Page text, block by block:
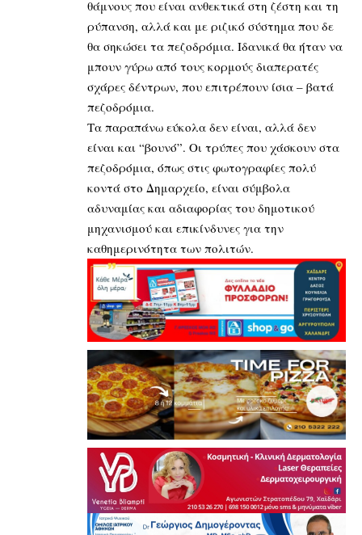
θάμνους που είναι ανθεκτικά στη ζέστη και τη
ρύπανση, αλλά και με ριζικό σύστημα που δε
θα σηκώσει τα πεζοδρόμια. Ιδανικά θα ήταν να
μπουν γύρω από τους κορμούς διαπερατές
σχάρες δέντρων, που επιτρέπουν ίσια – βατά
πεζοδρόμια.
Τα παραπάνω εύκολα δεν είναι, αλλά δεν
είναι και “βουνό”. Οι τρύπες που χάσκουν στα
πεζοδρόμια, όπως στις φωτογραφίες πολύ
κοντά στο Δημαρχείο, είναι σύμβολα
αδυναμίας και αδιαφορίας του δημοτικού
μηχανισμού και επικίνδυνες για την
καθημερινότητα των πολιτών.